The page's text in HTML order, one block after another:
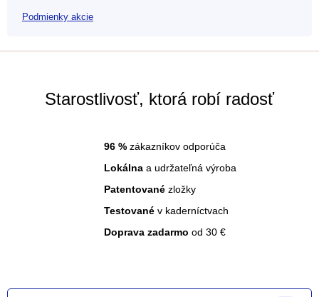
Podmienky akcie
Starostlivosť, ktorá robí radosť
96 % zákazníkov odporúča
Lokálna a udržateľná výroba
Patentované zložky
Testované v kaderníctvach
Doprava zadarmo od 30 €